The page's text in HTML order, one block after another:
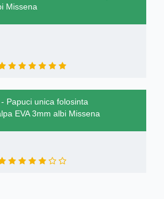
Missena
Papuci unica folosinta
EVA 3mm albi Missena